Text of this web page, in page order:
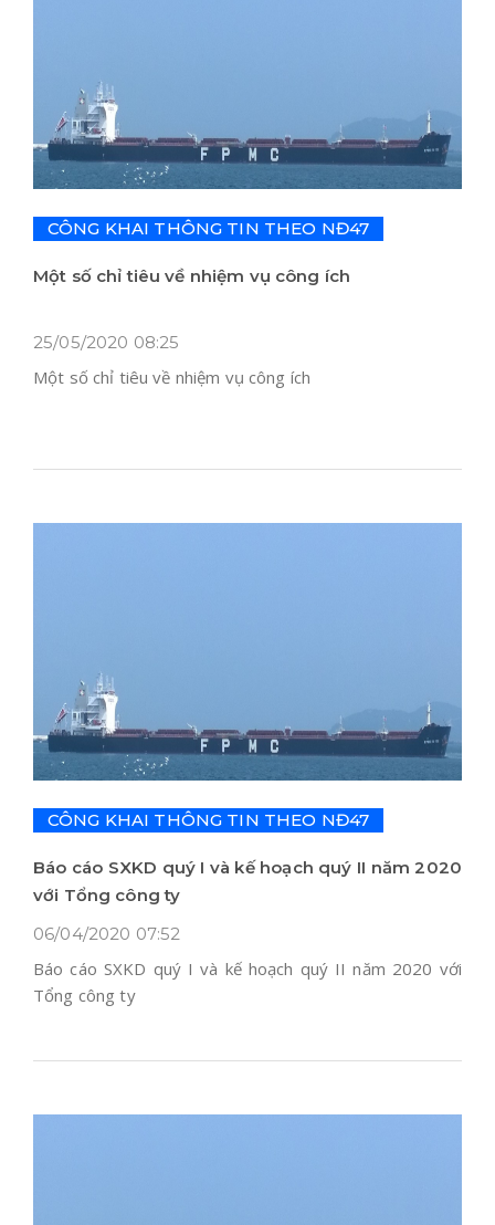
CÔNG KHAI THÔNG TIN THEO NĐ47
Một số chỉ tiêu về nhiệm vụ công ích
25/05/2020 08:25
Một số chỉ tiêu về nhiệm vụ công ích
CÔNG KHAI THÔNG TIN THEO NĐ47
Báo cáo SXKD quý I và kế hoạch quý II năm 2020
với Tổng công ty
06/04/2020 07:52
Báo cáo SXKD quý I và kế hoạch quý II năm 2020 với
Tổng công ty